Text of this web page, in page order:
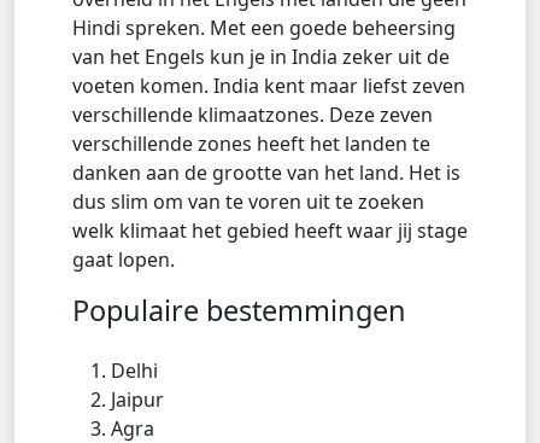
Hindi spreken. Met een goede beheersing
van het Engels kun je in India zeker uit de
voeten komen. India kent maar liefst zeven
verschillende klimaatzones. Deze zeven
verschillende zones heeft het landen te
danken aan de grootte van het land. Het is
dus slim om van te voren uit te zoeken
welk klimaat het gebied heeft waar jij stage
gaat lopen.
Populaire bestemmingen
Delhi
Jaipur
Agra